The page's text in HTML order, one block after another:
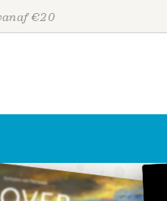
€20
Personen